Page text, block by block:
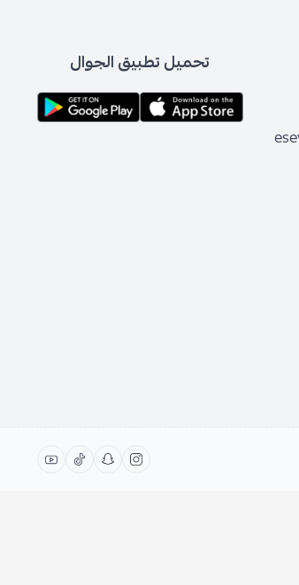
تحميل تطبيق الجوال